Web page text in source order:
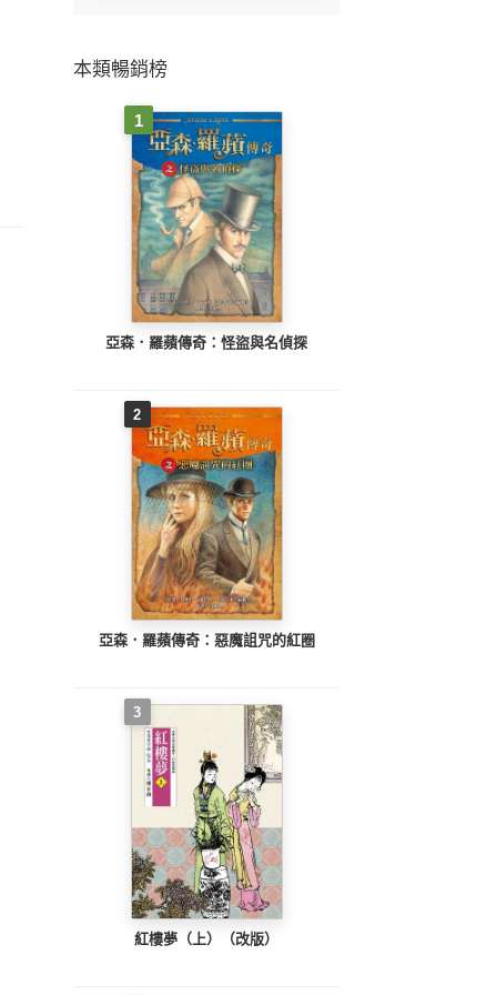
本類暢銷榜
1
亞森．羅蘋傳奇：怪盜與名偵探
2
亞森．羅蘋傳奇：惡魔詛咒的紅圈
3
紅樓夢（上）（改版）